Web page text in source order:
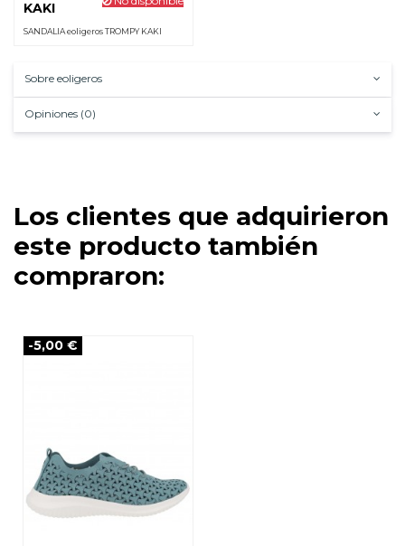
KAKI
SANDALIA eoligeros TROMPY KAKI
Sobre eoligeros
Opiniones (0)
Los clientes que adquirieron
este producto también
compraron:
-5,00 €